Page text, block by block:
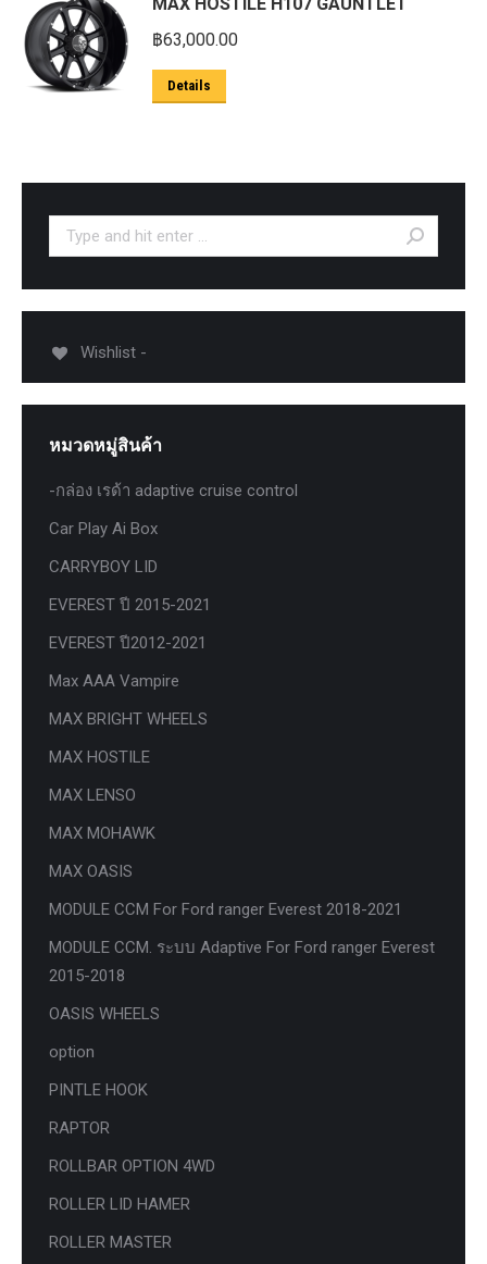
฿63,000.00
Details
Search:
Wishlist -
หมวดหมู่สินค้า
-กล่อง เรด้า adaptive cruise control
Car Play Ai Box
CARRYBOY LID
EVEREST ปี 2015-2021
EVEREST ปี2012-2021
Max AAA Vampire
MAX BRIGHT WHEELS
MAX HOSTILE
MAX LENSO
MAX MOHAWK
MAX OASIS
MODULE CCM For Ford ranger Everest 2018-2021
MODULE CCM. ระบบ Adaptive For Ford ranger Everest
2015-2018
OASIS WHEELS
option
PINTLE HOOK
RAPTOR
ROLLBAR OPTION 4WD
ROLLER LID HAMER
ROLLER MASTER